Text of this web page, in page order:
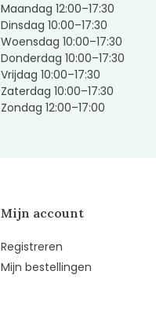
Maandag 12:00–17:30
Dinsdag 10:00–17:30
Woensdag 10:00–17:30
Donderdag 10:00–17:30
Vrijdag 10:00–17:30
Zaterdag 10:00–17:30
Zondag 12:00–17:00
Mijn account
Registreren
Mijn bestellingen